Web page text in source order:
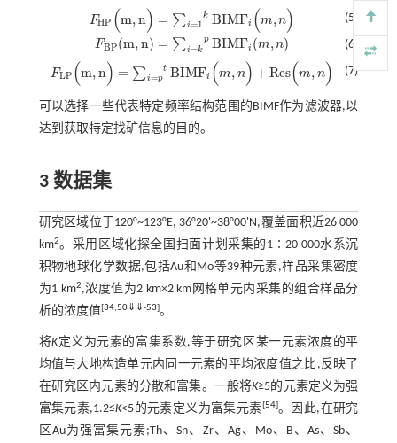
(5)
FHP (m,n) = ∑i=1
k BIMFi (m,n)
FHP( m,n)=∑ i= 1k BI MFi( ,n)
(6)
FBP(m,n) = ∑i=k
p BIMFi (m,n)
FBP(m,n) =∑i =kpB IMFi( m,n)
(7)
FLP (m,n) = ∑i=p
t BIMFi (m, n) + Res(m, n)
FLP(m ,n)=∑ = ptB IMFi(m ,n)+Res ( m,n)
可以选择一些代表特定频率结构范围的BIMF作为滤波器,以
达到获取特定找矿信息的目的。
3 数据集
研究区域位于120°~123°E, 36°20'~38°00'N,覆盖面积近26 000
km2。采用区域化探全国扫面计划采集的1∶20 000水系沉
积物地球化学数据,包括Au和Mo等39种元素,样品采集密度
为1 km2,浓度值为2 km×2 km网格单元内采集的组合样品分
析的浓度值[34,50⇓ ⇓-53]。
将K定义为元素的富集系数,等于研究区某一元素浓度的平
均值与大地构造单元内同一元素的平均浓度值之比,反映了
在研究区内元素的分散和富集。一般将K≥5的元素定义为强
富集元素,1.2≤K<5的元素定义为富集元素[54]。因此,在研究
区Au为强富集元素;Th、Sn、Zr、Ag、Mo、B、As、Sb、